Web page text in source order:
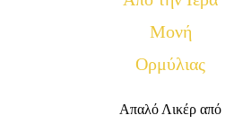
Απαλό Λικέρ από